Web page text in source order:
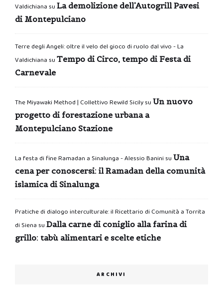
Valdichiana su La demolizione dell’Autogrill Pavesi
di Montepulciano
Terre degli Angeli: oltre il velo del gioco di ruolo dal vivo - La
Valdichiana su Tempo di Circo, tempo di Festa di
Carnevale
The Miyawaki Method | Collettivo Rewild Sicilysu Un nuovo
progetto di forestazione urbana a
Montepulciano Stazione
La festa di fine Ramadan a Sinalunga - Alessio Banini su Una
cena per conoscersi: il Ramadan della comunità
islamica di Sinalunga
Pratiche di dialogo interculturale: il Ricettario di Comunità a Torrita
di Siena su Dalla carne di coniglio alla farina di
grillo: tabù alimentari e scelte etiche
ARCHIVI